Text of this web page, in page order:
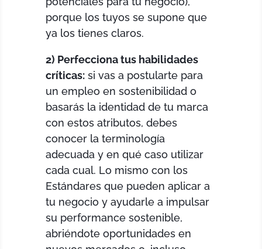
porque los tuyos se supone que
ya los tienes claros.
2) Perfecciona tus habilidades
críticas: si vas a postularte para
un empleo en sostenibilidad o
basarás la identidad de tu marca
con estos atributos, debes
conocer la terminología
adecuada y en qué caso utilizar
cada cual. Lo mismo con los
Estándares que pueden aplicar a
tu negocio y ayudarle a impulsar
su performance sostenible,
abriéndote oportunidades en